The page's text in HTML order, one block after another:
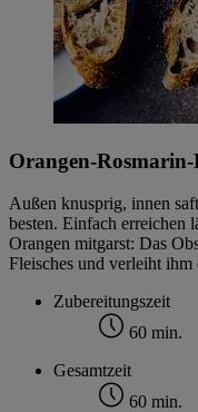
Orangen-
Außen knusprig, innen
besten. Einfach erreichen
Orangen mitgarst: Das
Fleisches und verleiht ihm
Zubereitungszeit
60 min.
Gesamtzeit
60 min.